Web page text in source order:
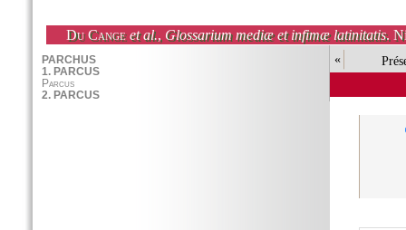
Du Cange et al., Glossarium mediæ et infimæ latinitatis.
«